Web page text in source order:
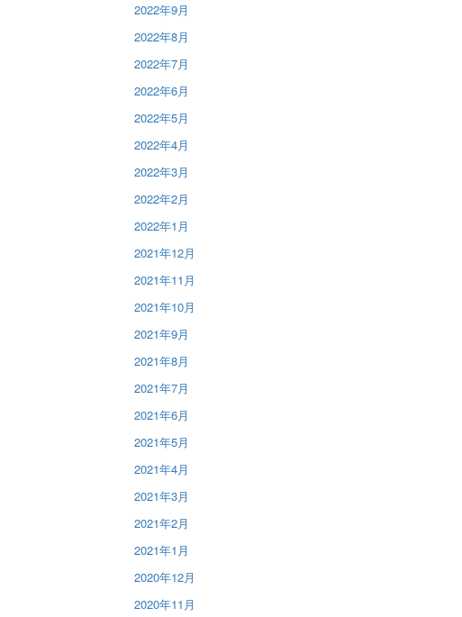
2022年9月
2022年8月
2022年7月
2022年6月
2022年5月
2022年4月
2022年3月
2022年2月
2022年1月
2021年12月
2021年11月
2021年10月
2021年9月
2021年8月
2021年7月
2021年6月
2021年5月
2021年4月
2021年3月
2021年2月
2021年1月
2020年12月
2020年11月